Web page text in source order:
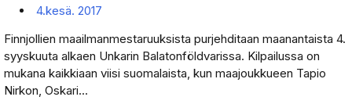
4.kesä. 2017
Finnjollien maailmanmestaruuksista purjehditaan maanantaista 4.
syyskuuta alkaen Unkarin Balatonföldvarissa. Kilpailussa on
mukana kaikkiaan viisi suomalaista, kun maajoukkueen Tapio
Nirkon, Oskari...